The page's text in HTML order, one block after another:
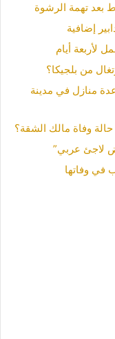
بعد تهمة الرشوة
إضافية
لأربعة أيام
من بلجيكا؟
عدة منازل في مدينة
وفاة مالك الشقة؟
لاجئ عربي”
في وفاتها